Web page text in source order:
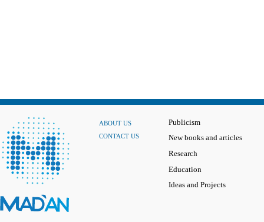
ABOUT US
CONTACT US
Publicism
New books and articles
Research
Education
Ideas and Projects